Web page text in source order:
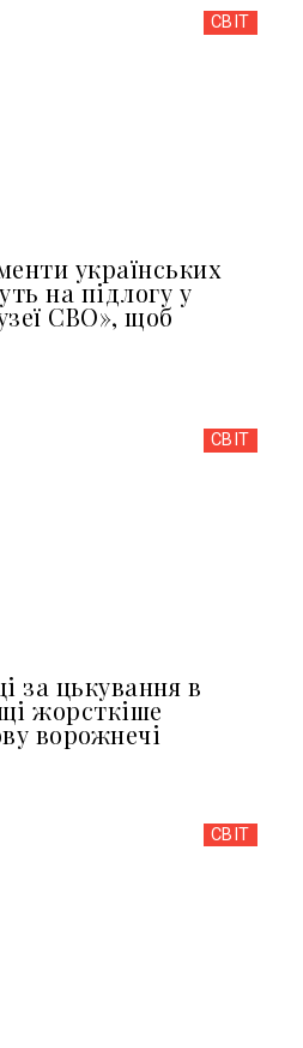
СВІТ
українських
на підлогу у
СВО», щоб
СВІТ
за цькування в
жорсткіше
ворожнечі
СВІТ